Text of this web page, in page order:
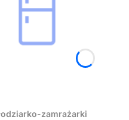
zamrażarki